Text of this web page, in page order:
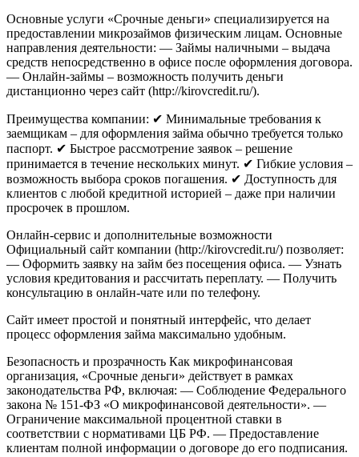
Основные услуги «Срочные деньги» специализируется на
предоставлении микрозаймов физическим лицам. Основные
направления деятельности: — Займы наличными – выдача
средств непосредственно в офисе после оформления договора.
— Онлайн-займы – возможность получить деньги
дистанционно через сайт (http://kirovcredit.ru/).
Преимущества компании: ✔ Минимальные требования к
заемщикам – для оформления займа обычно требуется только
паспорт. ✔ Быстрое рассмотрение заявок – решение
принимается в течение нескольких минут. ✔ Гибкие условия –
возможность выбора сроков погашения. ✔ Доступность для
клиентов с любой кредитной историей – даже при наличии
просрочек в прошлом.
Онлайн-сервис и дополнительные возможности
Официальный сайт компании (http://kirovcredit.ru/) позволяет:
— Оформить заявку на займ без посещения офиса. — Узнать
условия кредитования и рассчитать переплату. — Получить
консультацию в онлайн-чате или по телефону.
Сайт имеет простой и понятный интерфейс, что делает
процесс оформления займа максимально удобным.
Безопасность и прозрачность Как микрофинансовая
организация, «Срочные деньги» действует в рамках
законодательства РФ, включая: — Соблюдение Федерального
закона № 151-ФЗ «О микрофинансовой деятельности». —
Ограничение максимальной процентной ставки в
соответствии с нормативами ЦБ РФ. — Предоставление
клиентам полной информации о договоре до его подписания.